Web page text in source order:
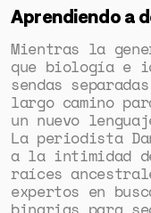
Aprendiendo a
Mientras la
que biología e
sendas
largo camino
un nuevo
La periodista
a la intimidad
raíces
expertos en
binarias para